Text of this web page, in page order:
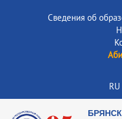
Сведения об
RU